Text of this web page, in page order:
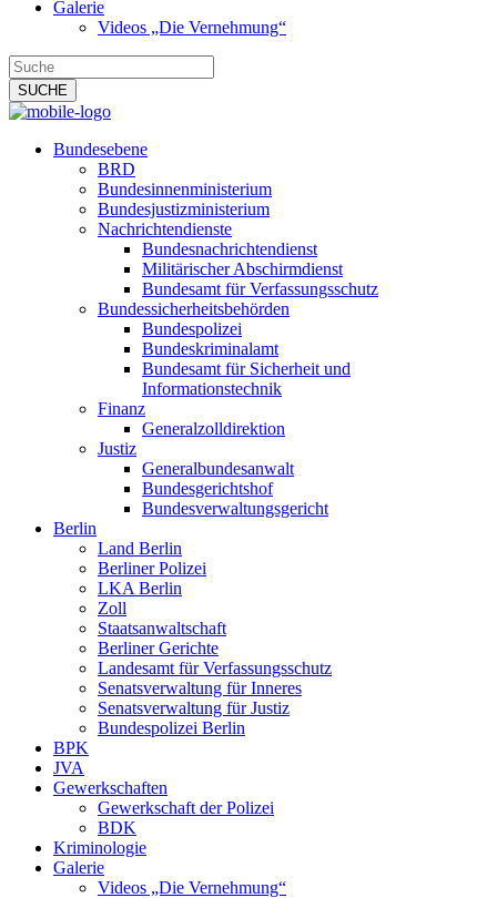
Galerie
Videos „Die Vernehmung“
Bundesebene
BRD
Bundesinnenministerium
Bundesjustizministerium
Nachrichtendienste
Bundesnachrichtendienst
Militärischer Abschirmdienst
Bundesamt für Verfassungsschutz
Bundessicherheitsbehörden
Bundespolizei
Bundeskriminalamt
Bundesamt für Sicherheit und
Informationstechnik
Finanz
Generalzolldirektion
Justiz
Generalbundesanwalt
Bundesgerichtshof
Bundesverwaltungsgericht
Berlin
Land Berlin
Berliner Polizei
LKA Berlin
Zoll
Staatsanwaltschaft
Berliner Gerichte
Landesamt für Verfassungsschutz
Senatsverwaltung für Inneres
Senatsverwaltung für Justiz
Bundespolizei Berlin
BPK
JVA
Gewerkschaften
Gewerkschaft der Polizei
BDK
Kriminologie
Galerie
Videos „Die Vernehmung“